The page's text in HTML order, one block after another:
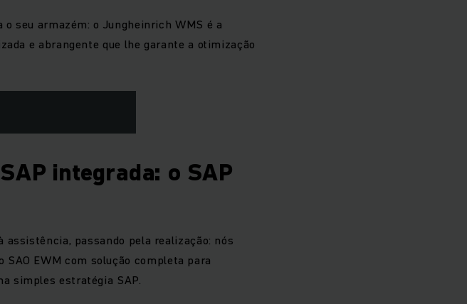
seu armazém: o Jungheinrich WMS é a
e abrangente que lhe garante a otimização
integrada: o SAP
assistência, passando pela realização: nós
SAO EWM com solução completa para
simples estratégia SAP.